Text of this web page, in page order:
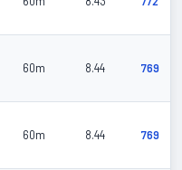
60m 8.44 769
60m 8.44 769